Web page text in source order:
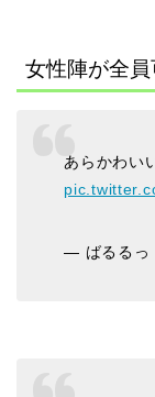
女性陣が全員
あらかわい
— ばるるっ